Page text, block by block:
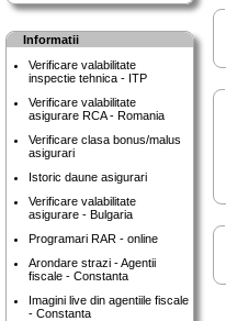
Informatii
Verificare valabilitate
inspectie tehnica - ITP
Verificare valabilitate
asigurare RCA - Romania
Verificare clasa bonus/malus
asigurari
Istoric daune asigurari
Verificare valabilitate
asigurare - Bulgaria
Programari RAR - online
Arondare strazi - Agentii
fiscale - Constanta
Imagini live din agentiile fiscale
- Constanta